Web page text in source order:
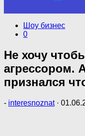
Шоу бизнес
0
Не хочу
агpeccopoм.
признался
- interesnoznat ·